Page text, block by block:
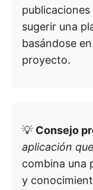
sugerir una
basándose
proyecto.
💡 Consejo
aplicación
combina una
y